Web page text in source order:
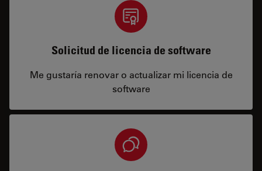
Solicitud de licencia de software
Me gustaría renovar o actualizar mi licencia de
software